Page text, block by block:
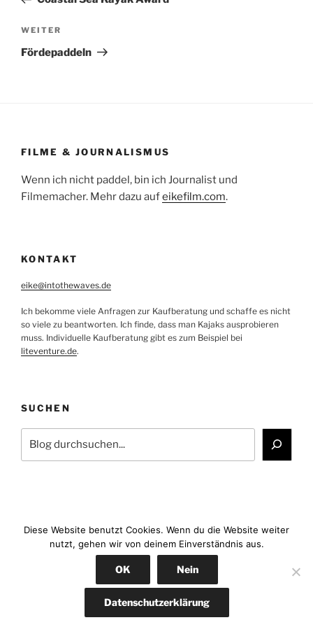
Nächster
Beitrag
WEITER
Fördepaddeln
FILME & JOURNALISMUS
Wenn ich nicht paddel, bin ich Journalist und
Filmemacher. Mehr dazu aufeikefilm.com.
KONTAKT
eike@intothewaves.de
Ich bekomme viele Anfragen zur Kaufberatung und schaffe es nicht
so viele zu beantworten. Ich finde, dass man Kajaks ausprobieren
muss. Individuelle Kaufberatung gibt es zum Beispiel bei
liteventure.de.
SUCHEN
FacebookYouTubeInstagram
E-
Stolz präsentiert von WordPress
Diese Website benutzt Cookies. Wenn du die Website weiter
nutzt, gehen wir von deinem Einverständnis aus.
OK Nein
Datenschutzerklärung